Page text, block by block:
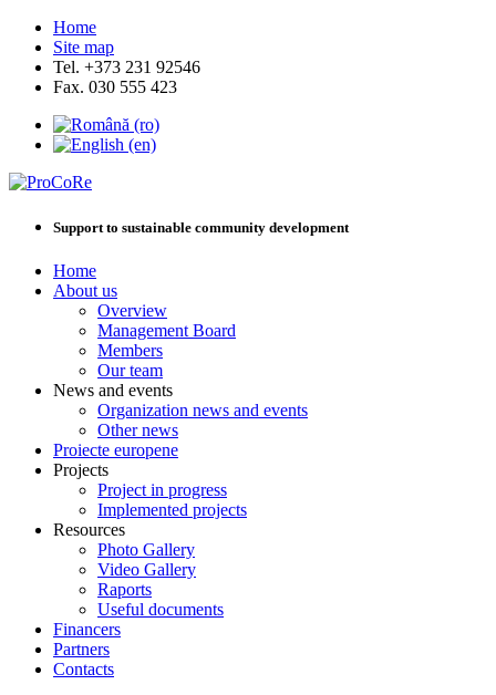
Home
Site map
Tel. +373 231 92546
Fax. 030 555 423
Support to sustainable community development
Home
About us
Overview
Management Board
Members
Our team
News and events
Organization news and events
Other news
Proiecte europene
Projects
Project in progress
Implemented projects
Resources
Photo Gallery
Video Gallery
Raports
Useful documents
Financers
Partners
Contacts